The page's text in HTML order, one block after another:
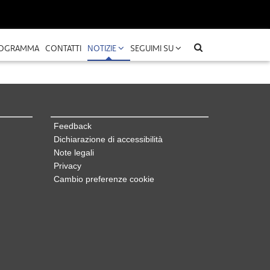
CONTATTI NOTIZIE SEGUIMI SU
Feedback
Dichiarazione di accessibilità
Note legali
Privacy
Cambio preferenze cookie